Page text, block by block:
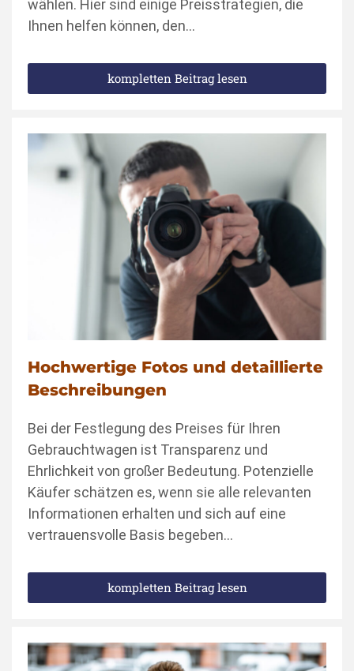
wählen. Hier sind einige Preisstrategien, die
Ihnen helfen können, den…
kompletten Beitrag lesen
Hochwertige Fotos und detaillierte
Beschreibungen
Bei der Festlegung des Preises für Ihren
Gebrauchtwagen ist Transparenz und
Ehrlichkeit von großer Bedeutung. Potenzielle
Käufer schätzen es, wenn sie alle relevanten
Informationen erhalten und sich auf eine
vertrauensvolle Basis begeben…
kompletten Beitrag lesen